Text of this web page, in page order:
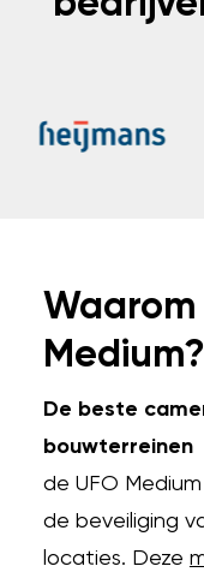
Waarom
Medium?
De beste
bouwterreinen
de UFO
de beveiliging
locaties. Deze